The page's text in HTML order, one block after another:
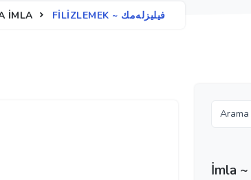
İMLA FILIZLEMEK ~ فیلیزله‌مك